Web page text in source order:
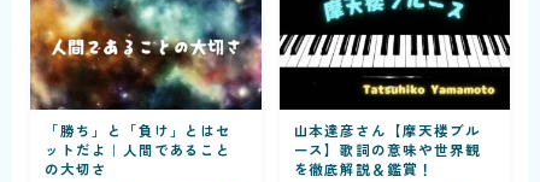
「勝ち」と「負け」とはセ
ットだよ｜人間であること
の大切さ
山本達彦さん【摩天楼ブル
ース】歌詞の意味や世界観
を徹底解説＆鑑賞！